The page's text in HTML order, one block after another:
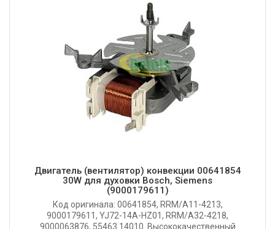
Двигатель (вентилятор) конвекции 00641854
30W для духовки Bosch, Siemens
(9000179611)
Код оригинала: 00641854, RRM/A11-4213,
9000179611, YJ72-14A-HZ01, RRM/A32-4218,
9000063876, 55463.14010. Высококачественный